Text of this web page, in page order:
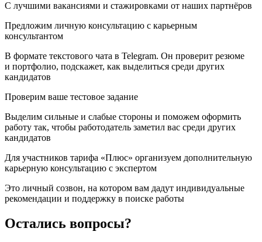
С лучшими вакансиями и стажировками от наших партнёров
Предложим личную консультацию с карьерным
консультантом
В формате текстового чата в Telegram. Он проверит резюме
и портфолио, подскажет, как выделиться среди других
кандидатов
Проверим ваше тестовое задание
Выделим сильные и слабые стороны и поможем оформить
работу так, чтобы работодатель заметил вас среди других
кандидатов
Для участников тарифа «‎Плюс‎»‎ организуем дополнительную
карьерную консультацию с экспертом
Это личный созвон, на котором вам дадут индивидуальные
рекомендации и поддержку в поиске работы
Остались вопросы?